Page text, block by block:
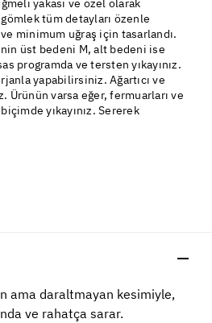
yakası ve özel olarak
tüm detayları özenle
minimum uğraş için tasarlandı.
üst bedeni M, alt bedeni ise
programda ve tersten yıkayınız.
yapabilirsiniz. Ağartıcı ve
Ürünün varsa eğer, fermuarları ve
yıkayınız. Sererek
ama daraltmayan kesimiyle,
ve rahatça sarar.